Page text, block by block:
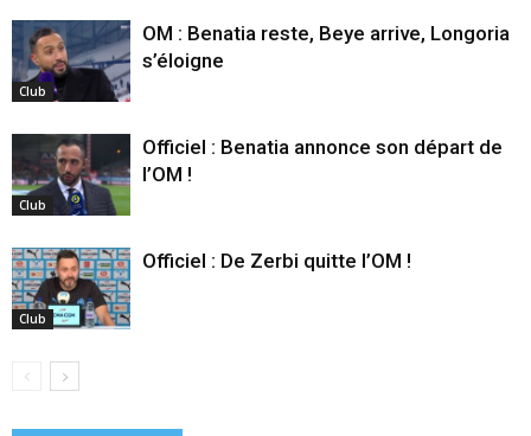
Club
OM : Benatia reste, Beye arrive, Longoria
s’éloigne
Club
Officiel : Benatia annonce son départ de
l’OM !
Club
Officiel : De Zerbi quitte l’OM !